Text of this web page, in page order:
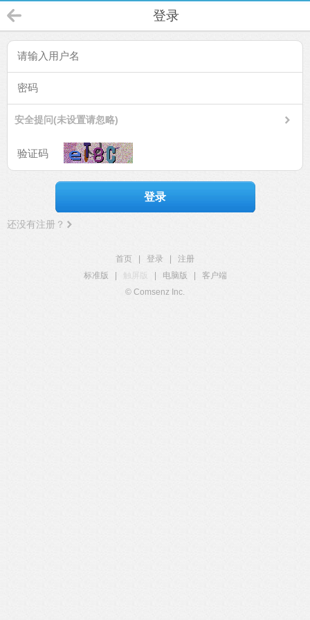
登录
安全提问(未设置请忽略)
登录
还没有注册？
首页 登录
注册
标准版
触屏版 电脑版
客户端
© Comsenz Inc.